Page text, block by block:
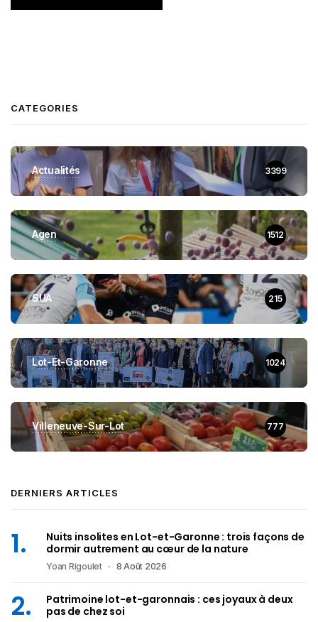
CATEGORIES
Actualités 3399
Agen 1512
SUA 215
Lot-Et-Garonne 1024
Villeneuve-Sur-Lot 777
DERNIERS ARTICLES
Nuits insolites en Lot-et-Garonne : trois façons de
dormir autrement au cœur de la nature
Yoan Rigoulet 8 Août 2026
Patrimoine lot-et-garonnais : ces joyaux à deux
pas de chez soi